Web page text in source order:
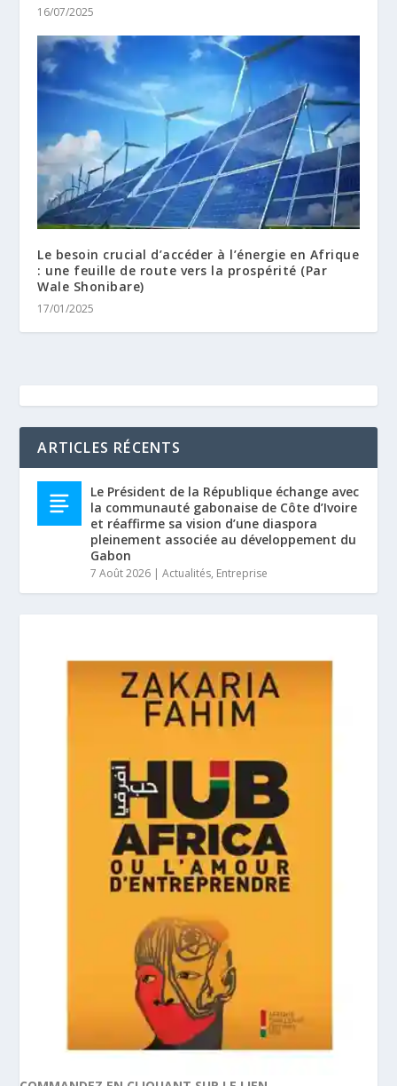
16/07/2025
Le besoin crucial d’accéder à l’énergie en Afrique
: une feuille de route vers la prospérité (Par
Wale Shonibare)
17/01/2025
ARTICLES RÉCENTS
Le Président de la République échange avec
la communauté gabonaise de Côte d’Ivoire
et réaffirme sa vision d’une diaspora
pleinement associée au développement du
Gabon
7 Août 2026 |Actualités, Entreprise